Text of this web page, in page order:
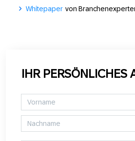
Whitepaper von
IHR PERSÖNLICHES